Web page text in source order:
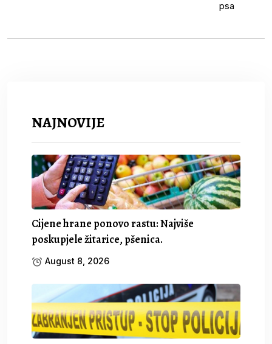
NAJNOVIJE
Cijene hrane ponovo rastu: Najviše
poskupjele žitarice, pšenica.
August 8, 2026